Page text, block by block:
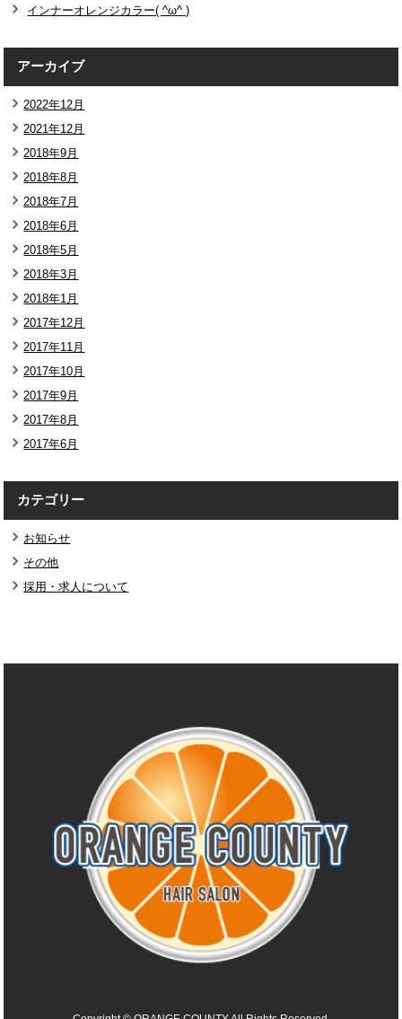
インナーオレンジカラー( ^ω^ )
アーカイブ
2022年12月
2021年12月
2018年9月
2018年8月
2018年7月
2018年6月
2018年5月
2018年3月
2018年1月
2017年12月
2017年11月
2017年10月
2017年9月
2017年8月
2017年6月
カテゴリー
お知らせ
その他
採用・求人について